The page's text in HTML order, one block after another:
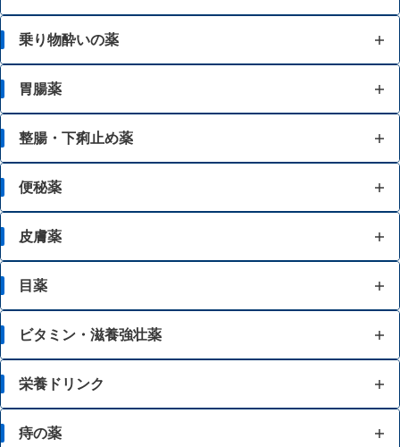
せき
たん
のどの痛み・はれ
歯痛
ゼーゼー、ヒューヒュー音の呼吸
のどの痛み・はれ
鼻づまり
くしゃみ
肩こり
腰痛
筋肉痛
関節痛
乗り物酔いの薬
乗物酔いによるはきけ
乗物酔いによるめまい
乗物酔いによる頭痛
胃腸薬
胃痛
胸焼け
はきけ・むかつき
胃もたれ・胃部不快感
整腸・下痢止め薬
食あたり・水あたりによる下痢
腹痛を伴う下痢
暴飲暴食・寝冷えによる下痢
消化不良による下痢
便秘
整腸（便通を整えたい）
便秘薬
急性便秘（生活環境が変わったときなど）
便秘（食後の腹痛、コロコロ小さい便）
加齢・運動不足による便秘、残便感・膨満感
便秘（便意感じにくい、固くて大きい便）
皮膚薬
かゆみ
虫さされ
湿疹
化膿
目薬
目の疲れ
結膜充血
目のかすみ
ビタミン・滋養強壮薬
肉体疲労・からだの不調等の栄養補給
風邪等での発熱・体力消耗
栄養ドリンク
肉体疲労・からだの不調等の栄養補給
痔の薬